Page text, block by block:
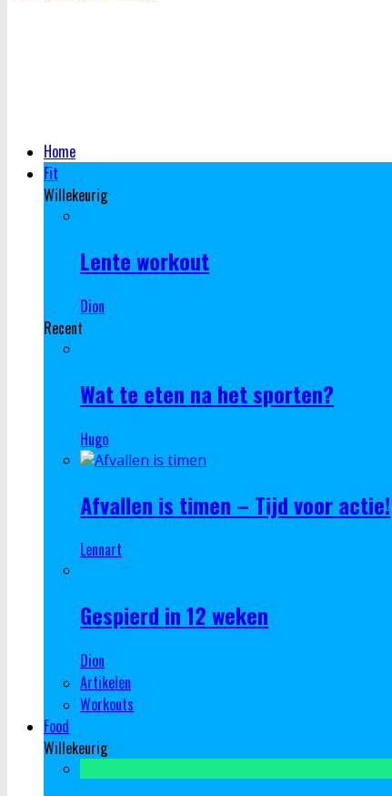
Home
Fit
Willekeurig
Lente workout
Dion
Recent
Wat te eten na het sporten?
Hugo
Afvallen is timen – Tijd voor actie!
Lennart
Gespierd in 12 weken
Dion
Artikelen
Workouts
Food
Willekeurig